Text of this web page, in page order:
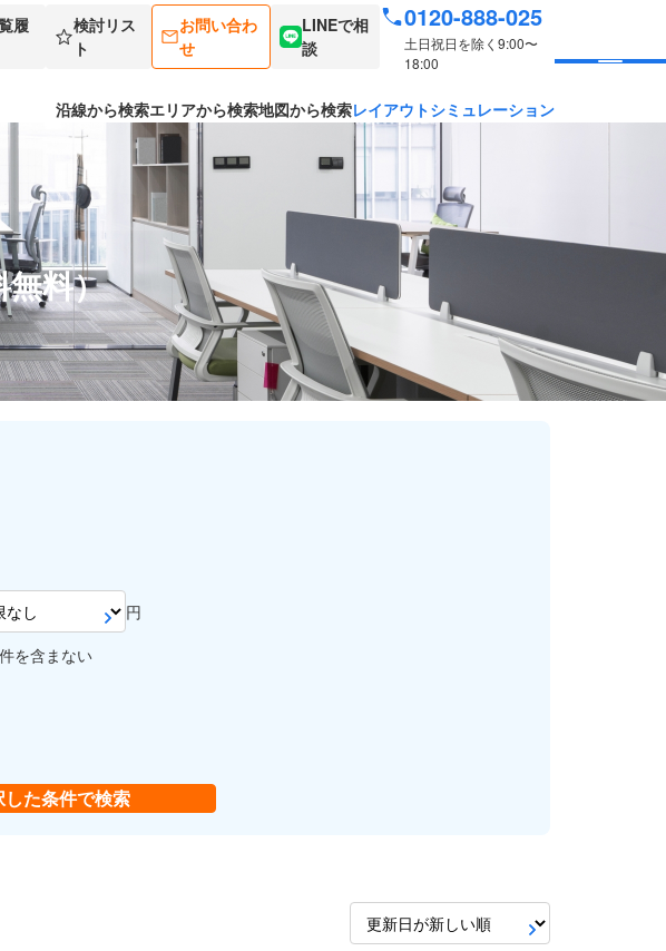
履
検討リス
ト
お問い合わ
せ
LINEで相
談
0120-888-025
土日祝日を除く9:00〜
18:00
沿線から検索エリアから検索地図から検索レイアウトシミュレーション
料）
円
を含まない
した条件で検索